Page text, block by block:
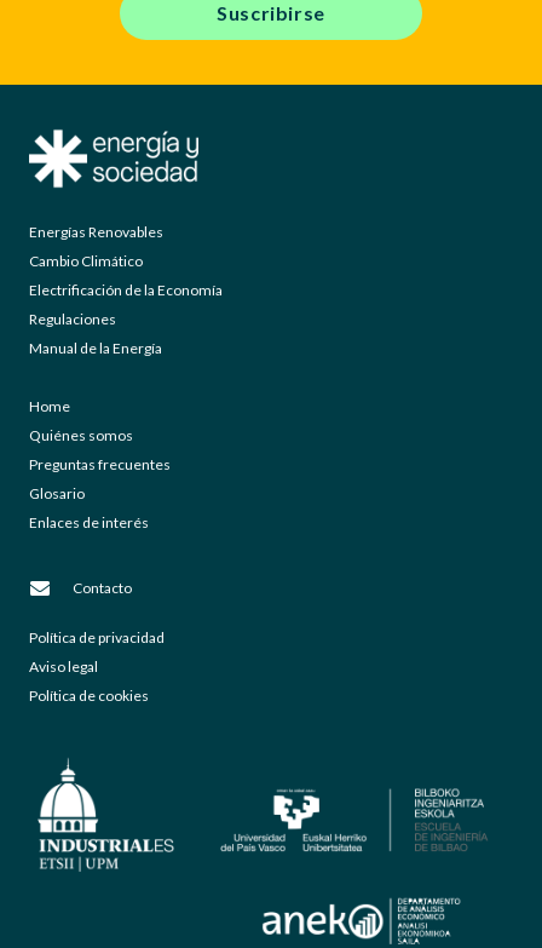
Suscribirse
Energías Renovables
Cambio Climático
Electrificación de la Economía
Regulaciones
Manual de la Energía
Home
Quiénes somos
Preguntas frecuentes
Glosario
Enlaces de interés
Contacto
Política de privacidad
Aviso legal
Política de cookies